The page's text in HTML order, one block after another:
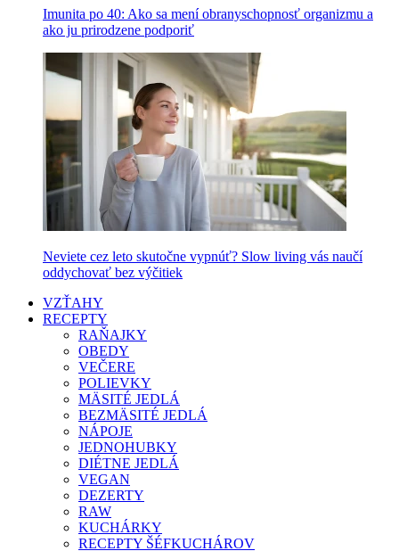
Imunita po 40: Ako sa mení obranyschopnosť organizmu a
ako ju prirodzene podporiť
Neviete cez leto skutočne vypnúť? Slow living vás naučí
oddychovať bez výčitiek
VZŤAHY
RECEPTY
RAŇAJKY
OBEDY
VEČERE
POLIEVKY
MÄSITÉ JEDLÁ
BEZMÄSITÉ JEDLÁ
NÁPOJE
JEDNOHUBKY
DIÉTNE JEDLÁ
VEGAN
DEZERTY
RAW
KUCHÁRKY
RECEPTY ŠÉFKUCHÁROV